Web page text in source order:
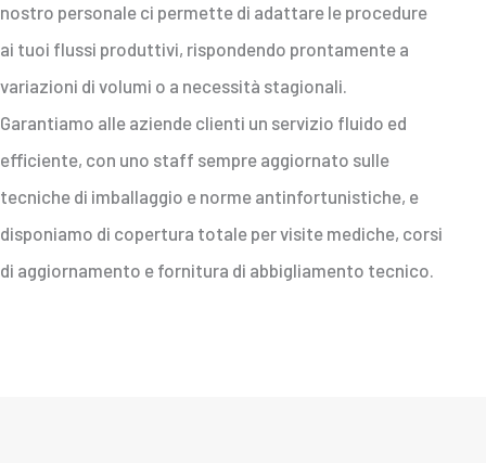
nostro personale ci permette di adattare le procedure
ai tuoi flussi produttivi, rispondendo prontamente a
variazioni di volumi o a necessità stagionali.
Garantiamo alle aziende clienti un servizio fluido ed
efficiente, con uno staff sempre aggiornato sulle
tecniche di imballaggio e norme antinfortunistiche, e
disponiamo di copertura totale per visite mediche, corsi
di aggiornamento e fornitura di abbigliamento tecnico.